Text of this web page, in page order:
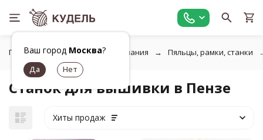
Ваш город Москва?
Главная Товары для вышивания Пяльцы, рамки, станки
Станок для вышивки в Пензе
Хиты продаж